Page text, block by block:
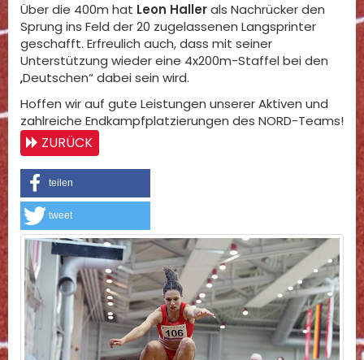
Über die 400m hat Leon Hallerals Nachrücker den
Sprung ins Feld der 20 zugelassenen Langsprinter
geschafft. Erfreulich auch, dass mit seiner
Unterstützung wieder eine 4x200m-Staffel bei den
„Deutschen“ dabei sein wird.
Hoffen wir auf gute Leistungen unserer Aktiven und
zahlreiche Endkampfplatzierungen des NORD-Teams!
ZURÜCK
teilen
tweet